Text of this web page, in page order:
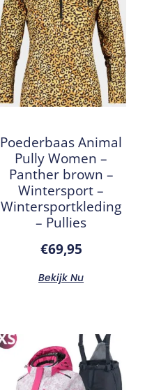
Poederbaas Animal
Pully Women –
Panther brown –
Wintersport –
Wintersportkleding
– Pullies
€69,95
Bekijk Nu